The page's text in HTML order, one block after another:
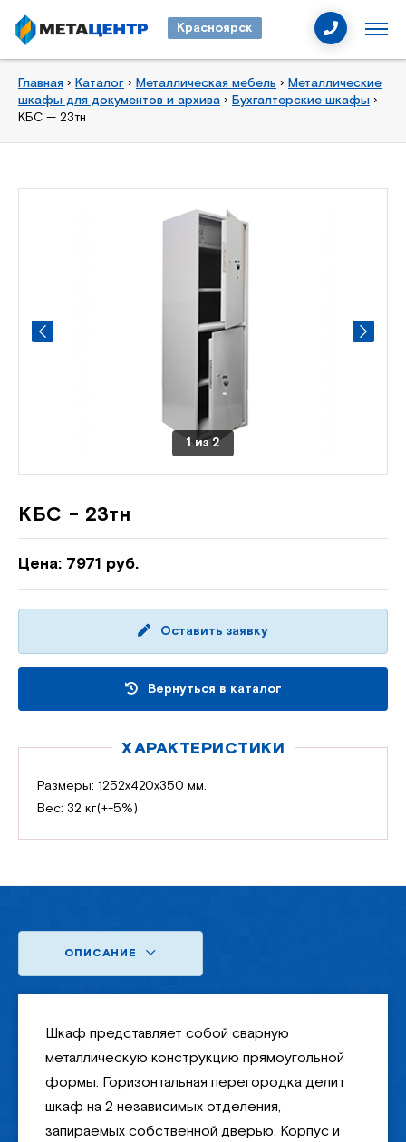
Красноярск
Главная › Каталог › Металлическая мебель › Металлические
шкафы для документов и архива › Бухгалтерские шкафы ›
КБС — 23тн
1из2
КБС - 23тн
Цена: 7971 руб.
Оставить заявку
Вернуться в каталог
ХАРАКТЕРИСТИКИ
Размеры: 1252х420х350 мм.
Вес: 32 кг(+-5%)
ОПИСАНИЕ
Шкаф представляет собой сварную
металлическую конструкцию прямоугольной
формы. Горизонтальная перегородка делит
шкаф на 2 независимых отделения,
запираемых собственной дверью. Корпус и